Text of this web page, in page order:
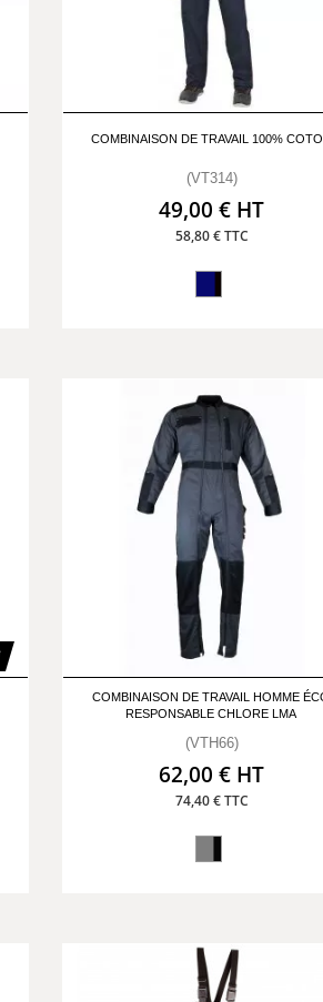
COMBINAISON DE TRAVAIL 100%
(VT314)
49,00 € HT
58,80 € TTC
COMBINAISON DE TRAVAIL HOMME
RESPONSABLE CHLORE LMA
(VTH66)
62,00 € HT
74,40 € TTC